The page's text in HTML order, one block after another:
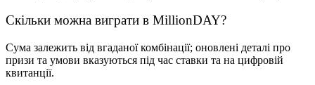
Скільки можна виграти в MillionDAY?
Сума залежить від вгаданої комбінації; оновлені деталі про
призи та умови вказуються під час ставки та на цифровій
квитанції.